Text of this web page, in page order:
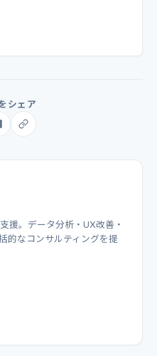
シェア
援。データ分析・UX改善・
的なコンサルティングを提